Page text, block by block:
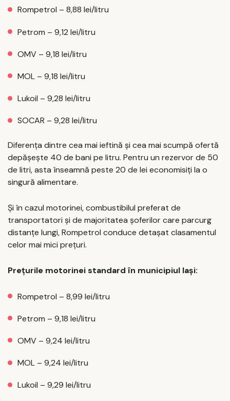
Rompetrol – 8,88 lei/litru
Petrom – 9,12 lei/litru
OMV – 9,18 lei/litru
MOL – 9,18 lei/litru
Lukoil – 9,28 lei/litru
SOCAR – 9,28 lei/litru
Diferența dintre cea mai ieftină și cea mai scumpă ofertă
depășește 40 de bani pe litru. Pentru un rezervor de 50
de litri, asta înseamnă peste 20 de lei economisiți la o
singură alimentare.
Și în cazul motorinei, combustibilul preferat de
transportatori și de majoritatea șoferilor care parcurg
distanțe lungi, Rompetrol conduce detașat clasamentul
celor mai mici prețuri.
Prețurile motorinei standard în municipiul Iași:
Rompetrol – 8,99 lei/litru
Petrom – 9,18 lei/litru
OMV – 9,24 lei/litru
MOL – 9,24 lei/litru
Lukoil – 9,29 lei/litru